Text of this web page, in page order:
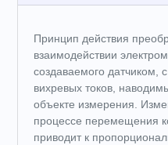
Принцип действия
взаимодействии
создаваемого датчиком,
вихревых токов,
объекте измерения.
процессе перемещения
приводит к